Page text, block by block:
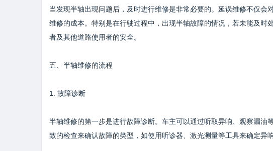
当发现半轴出现问题后，及时进行维修是非常必要的。延误维修不仅
维修的成本。特别是在行驶过程中，出现半轴故障的情况，若未能及
者及其他道路使用者的安全。
五、半轴维修的流程
1. 故障诊断
半轴维修的第一步是进行故障诊断。车主可以通过听取异响、观察漏
致的检查来确认故障的类型，如使用听诊器、激光测量等工具来确定异